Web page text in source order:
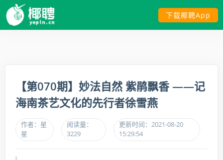
下载椰聘App
【第070期】妙法自然 紫鹃飘香 ——记
海南茶艺文化的先行者徐雪燕
作者：星
星
阅读量：
3229
更新时间：2021-08-20
15:29:54